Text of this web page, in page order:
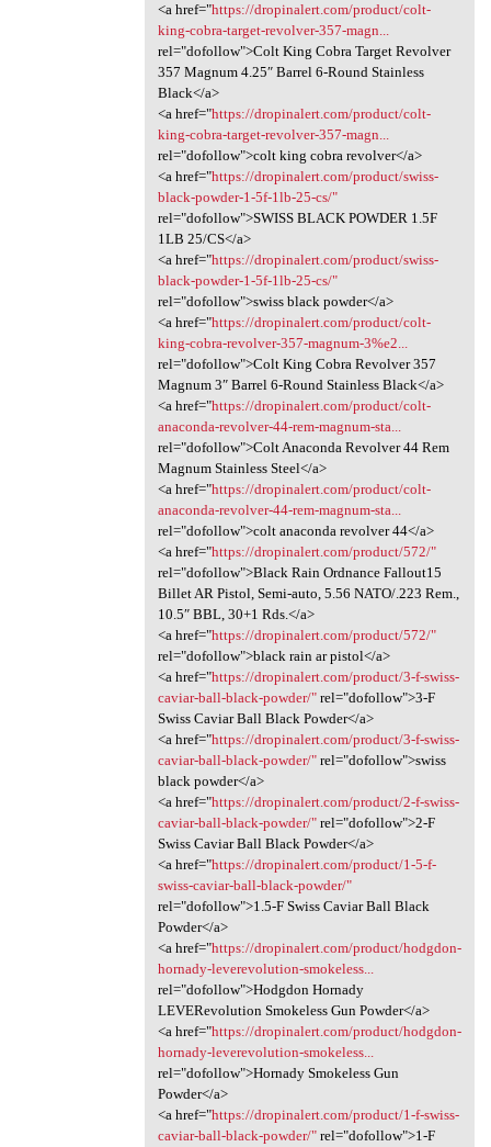
<a href="https://dropinalert.com/product/colt-
king-cobra-target-revolver-357-magn...
rel="dofollow">Colt King Cobra Target Revolver
357 Magnum 4.25″ Barrel 6-Round Stainless
Black</a>
<a href="https://dropinalert.com/product/colt-
king-cobra-target-revolver-357-magn...
rel="dofollow">colt king cobra revolver</a>
<a href="https://dropinalert.com/product/swiss-
black-powder-1-5f-1lb-25-cs/"
rel="dofollow">SWISS BLACK POWDER 1.5F
1LB 25/CS</a>
<a href="https://dropinalert.com/product/swiss-
black-powder-1-5f-1lb-25-cs/"
rel="dofollow">swiss black powder</a>
<a href="https://dropinalert.com/product/colt-
king-cobra-revolver-357-magnum-3%e2...
rel="dofollow">Colt King Cobra Revolver 357
Magnum 3″ Barrel 6-Round Stainless Black</a>
<a href="https://dropinalert.com/product/colt-
anaconda-revolver-44-rem-magnum-sta...
rel="dofollow">Colt Anaconda Revolver 44 Rem
Magnum Stainless Steel</a>
<a href="https://dropinalert.com/product/colt-
anaconda-revolver-44-rem-magnum-sta...
rel="dofollow">colt anaconda revolver 44</a>
<a href="https://dropinalert.com/product/572/"
rel="dofollow">Black Rain Ordnance Fallout15
Billet AR Pistol, Semi-auto, 5.56 NATO/.223 Rem.,
10.5″ BBL, 30+1 Rds.</a>
<a href="https://dropinalert.com/product/572/"
rel="dofollow">black rain ar pistol</a>
<a href="https://dropinalert.com/product/3-f-swiss-
caviar-ball-black-powder/"rel="dofollow">3-F
Swiss Caviar Ball Black Powder</a>
<a href="https://dropinalert.com/product/3-f-swiss-
caviar-ball-black-powder/"rel="dofollow">swiss
black powder</a>
<a href="https://dropinalert.com/product/2-f-swiss-
caviar-ball-black-powder/"rel="dofollow">2-F
Swiss Caviar Ball Black Powder</a>
<a href="https://dropinalert.com/product/1-5-f-
swiss-caviar-ball-black-powder/"
rel="dofollow">1.5-F Swiss Caviar Ball Black
Powder</a>
<a href="https://dropinalert.com/product/hodgdon-
hornady-leverevolution-smokeless...
rel="dofollow">Hodgdon Hornady
LEVERevolution Smokeless Gun Powder</a>
<a href="https://dropinalert.com/product/hodgdon-
hornady-leverevolution-smokeless...
rel="dofollow">Hornady Smokeless Gun
Powder</a>
<a href="https://dropinalert.com/product/1-f-swiss-
caviar-ball-black-powder/"rel="dofollow">1-F